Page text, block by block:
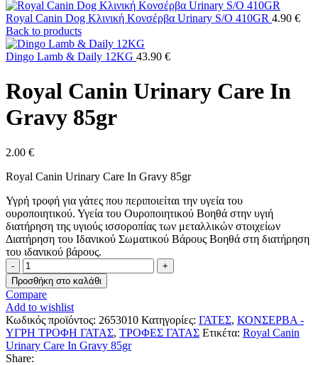
Royal Canin Dog Κλινική Κονσέρβα Urinary S/O 410GR 4.90 €
Back to products
Dingo Lamb & Daily 12KG 43.90 €
Royal Canin Urinary Care In
Gravy 85gr
2.00 €
Royal Canin Urinary Care In Gravy 85gr
Υγρή τροφή για γάτες που περιποιείται την υγεία του
ουροποιητικού. Υγεία του Ουροποιητικού Βοηθά στην υγιή
διατήρηση της υγιούς ισσοροπίας των μεταλλικών στοιχείων
Διατήρηση του Ιδανικού Σωματικού Βάρους Βοηθά στη διατήρηση
του ιδανικού βάρους.
Royal
Canin
Urinary
Care
In
Gravy
85gr
ποσότητα
Προσθήκη στο καλάθι
Compare
Add to wishlist
Κωδικός προϊόντος: 2653010 Κατηγορίες: ΓΑΤΕΣ, ΚΟΝΣΕΡΒΑ -
ΥΓΡΗ ΤΡΟΦΗ ΓΑΤΑΣ, ΤΡΟΦΕΣ ΓΑΤΑΣ Ετικέτα: Royal Canin
Urinary Care In Gravy 85gr
Share: